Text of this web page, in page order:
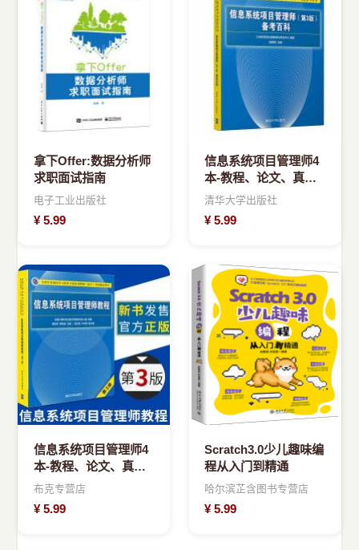
拿下Offer:数据分析师
求职面试指南
电子工业出版社
¥ 5.99
信息系统项目管理师4
本-教程、论文、真
题、案例(以标题为
清华大学出版社
¥ 5.99
信息系统项目管理师4
本-教程、论文、真
题、案例(以标题为
布克专营店
¥ 5.99
Scratch3.0少儿趣味编
程从入门到精通
哈尔滨芷含图书专营店
¥ 5.99